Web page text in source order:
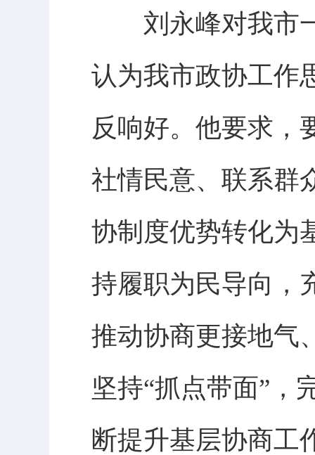
刘永峰对我市一
认为我市政协工作
反响好。他要求，
社情民意、联系群
协制度优势转化为
持履职为民导向，
推动协商更接地气
坚持“抓点带面”，
断提升基层协商工